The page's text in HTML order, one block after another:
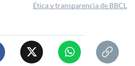
Ética y transparencia de BBCL